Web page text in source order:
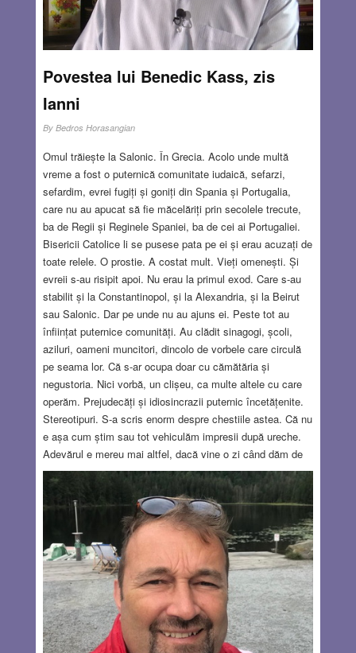
Povestea lui Benedic Kass, zis
Ianni
By Bedros Horasangian
Omul trăiește la Salonic. În Grecia. Acolo unde multă
vreme a fost o puternică comunitate iudaică, sefarzi,
sefardim, evrei fugiți și goniți din Spania și Portugalia,
care nu au apucat să fie măcelăriți prin secolele trecute,
ba de Regii și Reginele Spaniei, ba de cei ai Portugaliei.
Bisericii Catolice li se pusese pata pe ei și erau acuzați de
toate relele. O prostie. A costat mult. Vieți omenești. Și
evreii s-au risipit apoi. Nu erau la primul exod. Care s-au
stabilit și la Constantinopol, și la Alexandria, și la Beirut
sau Salonic. Dar pe unde nu au ajuns ei. Peste tot au
înființat puternice comunități. Au clădit sinagogi, școli,
aziluri, oameni muncitori, dincolo de vorbele care circulă
pe seama lor. Că s-ar ocupa doar cu cămătăria și
negustoria. Nici vorbă, un clișeu, ca multe altele cu care
operăm. Prejudecăți și idiosincrazii puternic încetățenite.
Stereotipuri. S-a scris enorm despre chestiile astea. Că nu
e așa cum știm sau tot vehiculăm impresii după ureche.
Adevărul e mereu mai altfel, dacă vine o zi când dăm de
el. Deseori nu dăm. Și nici fiecare dintre noi nu ne numim
Amos Oz sau Saul Bellow. Și gata, basta. Comunitățile
astea evreiești au fost risipite peste tot. Erau puternice și
înfloritoare. Cândva. În Rusia sau Polonia, în România,
Ungaria sau Egipt. Acum sunt în regres. Acum nu mai
sunt deloc. S-a terminat. A rămas, este, Israelul. Despre
ce este vorba la urma urmelor? Despre Ben Kass.
Read
more…
AUG 25, 2022 5 COMMENTS